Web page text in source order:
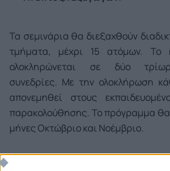
Τα σεμινάρια θα διεξαχθούν
τμήματα, μέχρι 15 ατόμων. Το
ολοκληρώνεται σε δύο
συνεδρίες. Με την ολοκλήρωση
απονεμηθεί στους
παρακολούθησης. Το πρόγραμμα
μήνες Οκτώβριο και Νοέμβριο.
Το Πρόγραμμα απευθύνεται σε: